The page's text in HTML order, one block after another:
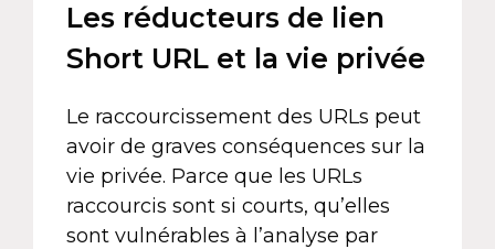
Les réducteurs de lien
Short URL et la vie privée
Le raccourcissement des URLs peut
avoir de graves conséquences sur la
vie privée. Parce que les URLs
raccourcis sont si courts, qu’elles
sont vulnérables à l’analyse par